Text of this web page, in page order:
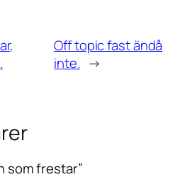
Off topic fast ändå
inte. →
som frestar”